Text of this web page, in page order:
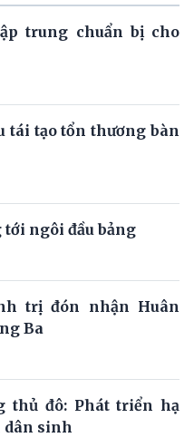
trung chuẩn bị cho
tái tạo tổn thương bàn
ngôi đầu bảng
trị đón nhận Huân
Ba
thủ đô: Phát triển hạ
dân sinh